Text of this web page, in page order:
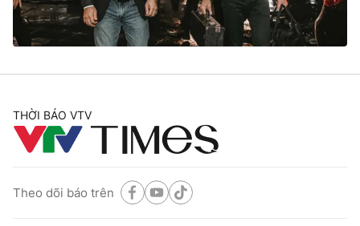
® Cấm sao chép dưới mọi hình thức nếu không có sự chấp
thông tin từ website này.
THỜI BÁO VTV
Theo dõi báo trên